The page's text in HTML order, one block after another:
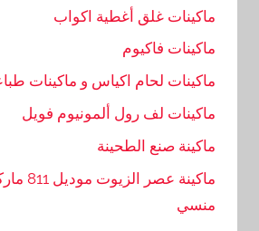
ماكينات غلق أغطية اكواب
ماكينات فاكيوم
ماكينات لحام اكياس و ماكينات
ماكينات لف رول ألمونيوم فويل
ماكينة صنع الطحينة
ماكينة
منسي